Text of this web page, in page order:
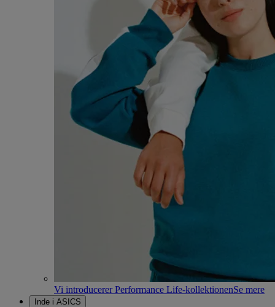
Vi introducerer Performance Life-kollektionenSe mere
Inde i ASICS